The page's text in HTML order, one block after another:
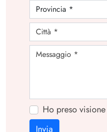
Ho preso
Invia